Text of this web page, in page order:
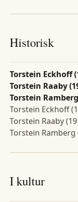
Historisk
Torstein Eckhoff
Torstein Raaby
Torstein
Torstein Eckhoff
Torstein Raaby
Torstein Ramberg
I kultur